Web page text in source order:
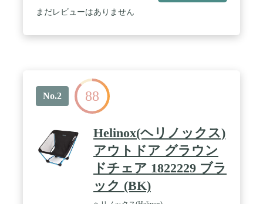
まだレビューはありません
No.2 88
Helinox(ヘリノックス)
アウトドア グラウン
ドチェア 1822229 ブラ
ック (BK)